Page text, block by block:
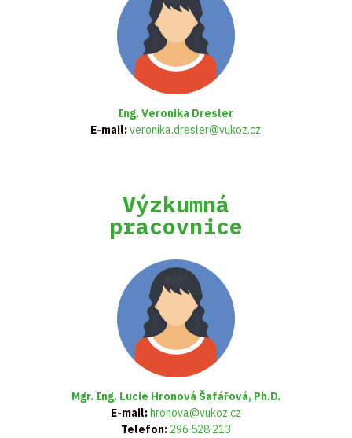
Ing. Veronika Dresler
E-mail:veronika.dresler@vukoz.cz
Výzkumná
pracovnice
Mgr. Ing. Lucie Hronová Šafářová, Ph.D.
E-mail:hronova@vukoz.cz
Telefon: 296 528 213